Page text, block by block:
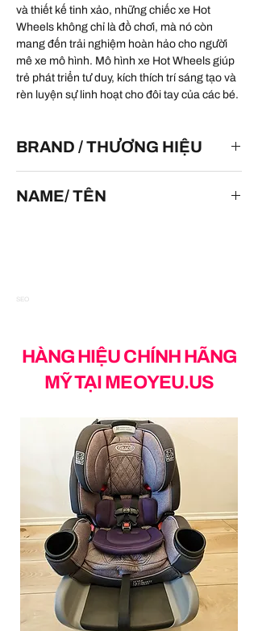
và thiết kế tinh xảo, những chiếc xe Hot
Wheels không chỉ là đồ chơi, mà nó còn
mang đến trải nghiệm hoàn hảo cho người
mê xe mô hình. Mô hình xe Hot Wheels giúp
trẻ phát triển tư duy, kích thích trí sáng tạo và
rèn luyện sự linh hoạt cho đôi tay của các bé.
BRAND / THƯƠNG HIỆU
NAME/ TÊN
SEO
HÀNG HIỆU CHÍNH HÃNG
MỸ TẠI MEOYEU.US